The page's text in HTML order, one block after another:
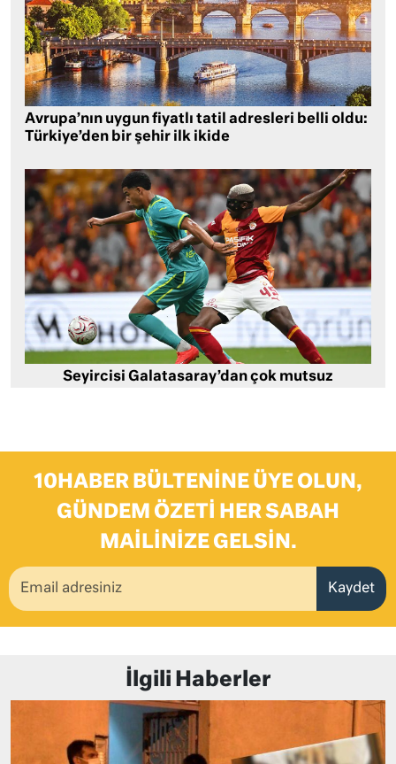
Avrupa’nın uygun fiyatlı tatil adresleri belli oldu:
Türkiye’den bir şehir ilk ikide
Seyircisi Galatasaray’dan çok mutsuz
10HABER BÜLTENINE ÜYE OLUN,
GÜNDEM ÖZETI HER SABAH
MAILINIZE GELSIN.
Kaydet
İlgili Haberler